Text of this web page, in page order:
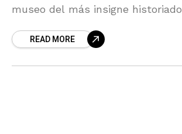
museo del más insigne
READ MORE